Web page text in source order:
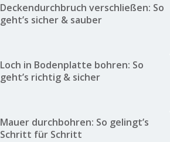
Deckendurchbruch verschließen: So
geht’s sicher & sauber
Loch in Bodenplatte bohren: So
geht’s richtig & sicher
Mauer durchbohren: So gelingt’s
Schritt für Schritt